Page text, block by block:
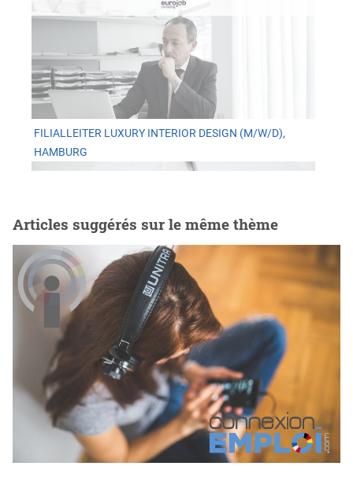
FILIALLEITER LUXURY INTERIOR DESIGN (M/W/D),
HAMBURG
Articles suggérés sur le même thème